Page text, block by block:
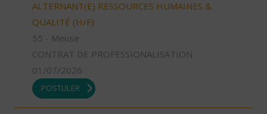
ALTERNANT(E) RESSOURCES HUMAINES &
QUALITÉ (H/F)
55 - Meuse
CONTRAT DE PROFESSIONALISATION
01/07/2026
POSTULER